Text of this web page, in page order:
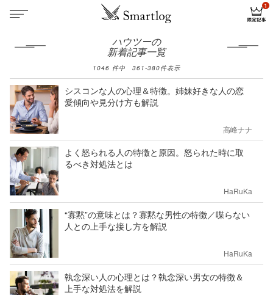
ハウツーの
新着記事一覧
1046 件中 361-380件表示
シスコンな人の心理＆特徴。姉妹好きな人の恋
愛傾向や見分け方も解説
高峰ナナ
よく怒られる人の特徴と原因。怒られた時に取
るべき対処法とは
HaRuKa
“寡黙”の意味とは？寡黙な男性の特徴／喋らない
人との上手な接し方を解説
HaRuKa
執念深い人の心理とは？執念深い男女の特徴＆
上手な対処法を解説